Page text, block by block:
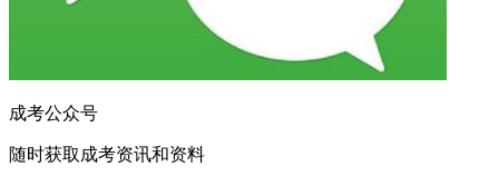
成考公众号
随时获取成考资讯和资料